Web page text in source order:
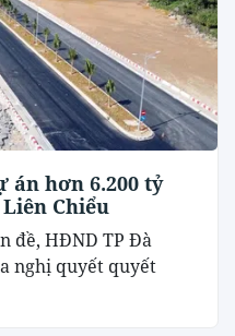
án hơn 6.200 tỷ
Chiểu
đề, HĐND TP Đà
nghị quyết quyết